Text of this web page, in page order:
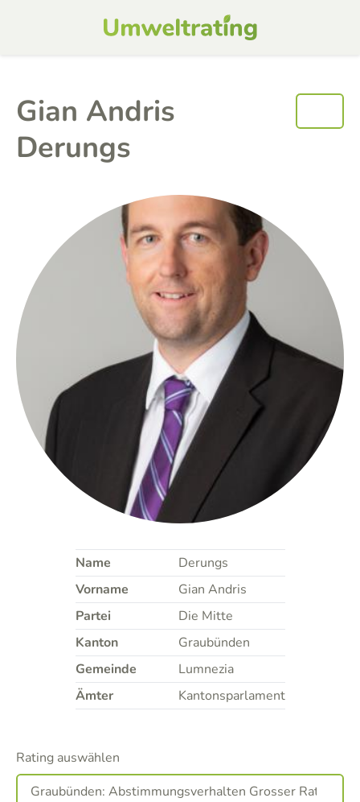
Gian Andris
Derungs
Name
Derungs
Vorname
Gian Andris
Partei
Die Mitte
Kanton
Graubünden
Gemeinde
Lumnezia
Ämter
Kantonsparlament
Rating auswählen